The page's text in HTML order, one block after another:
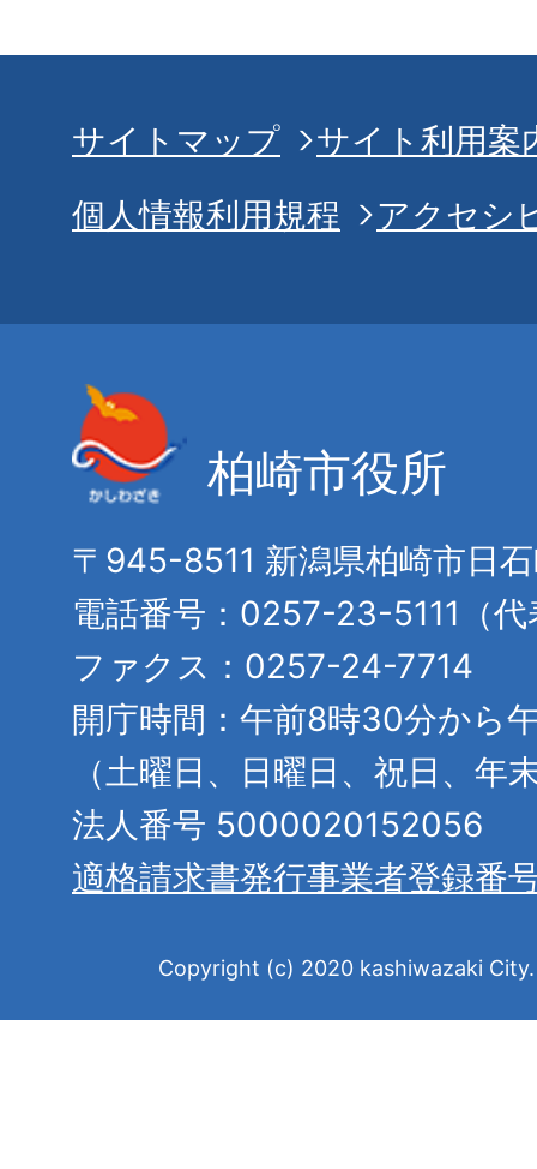
サイトマップ
サイト利用案
個人情報利用規程
アクセシ
柏崎市役所
〒945-8511 新潟県柏崎市日
電話番号：0257-23-5111（代
ファクス：0257-24-7714
開庁時間：午前8時30分から
（土曜日、日曜日、祝日、年
法人番号 5000020152056
適格請求書発行事業者登録番
Copyright (c) 2020 kashiwazaki